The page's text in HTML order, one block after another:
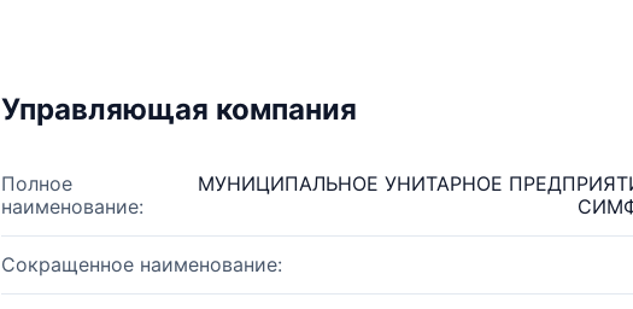
Управляющая компания
Полное
наименование:
МУНИЦИПАЛЬНОЕ УНИТАРНОЕ
Сокращенное наименование: